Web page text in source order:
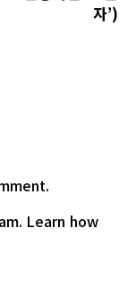
자’)
Learn how